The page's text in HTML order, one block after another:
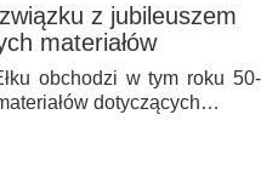
z jubileuszem
materiałów
obchodzi w tym roku 50-
dotyczących…